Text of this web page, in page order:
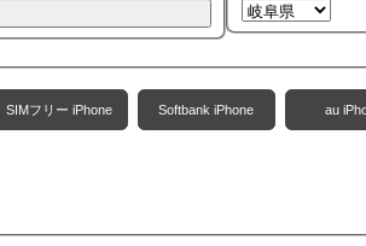
SIMフリー iPhone Softbank iPhone au